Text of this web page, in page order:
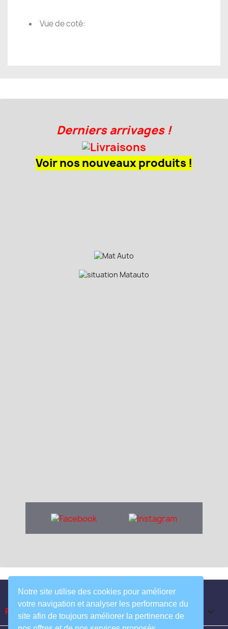
Notre site utilise des cookies pour améliorer
votre navigation et analyser les performance du
site afin de toujours améliorer la pertinence de
Vue de coté:
Derniers arrivages !
Voir nos nouveaux produits !
Produits 